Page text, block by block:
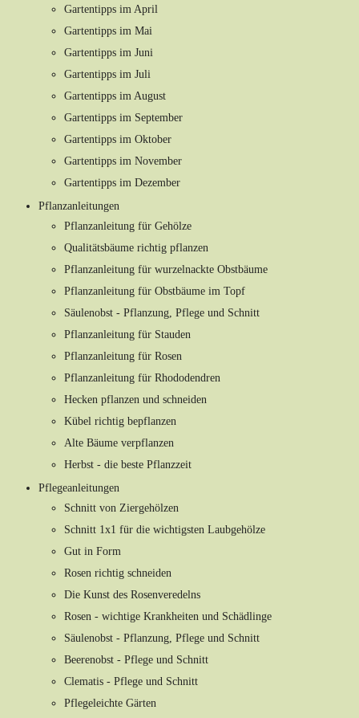
Gartentipps im April
Gartentipps im Mai
Gartentipps im Juni
Gartentipps im Juli
Gartentipps im August
Gartentipps im September
Gartentipps im Oktober
Gartentipps im November
Gartentipps im Dezember
Pflanzanleitungen
Pflanzanleitung für Gehölze
Qualitätsbäume richtig pflanzen
Pflanzanleitung für wurzelnackte Obstbäume
Pflanzanleitung für Obstbäume im Topf
Säulenobst - Pflanzung, Pflege und Schnitt
Pflanzanleitung für Stauden
Pflanzanleitung für Rosen
Pflanzanleitung für Rhododendren
Hecken pflanzen und schneiden
Kübel richtig bepflanzen
Alte Bäume verpflanzen
Herbst - die beste Pflanzzeit
Pflegeanleitungen
Schnitt von Ziergehölzen
Schnitt 1x1 für die wichtigsten Laubgehölze
Gut in Form
Rosen richtig schneiden
Die Kunst des Rosenveredelns
Rosen - wichtige Krankheiten und Schädlinge
Säulenobst - Pflanzung, Pflege und Schnitt
Beerenobst - Pflege und Schnitt
Clematis - Pflege und Schnitt
Pflegeleichte Gärten